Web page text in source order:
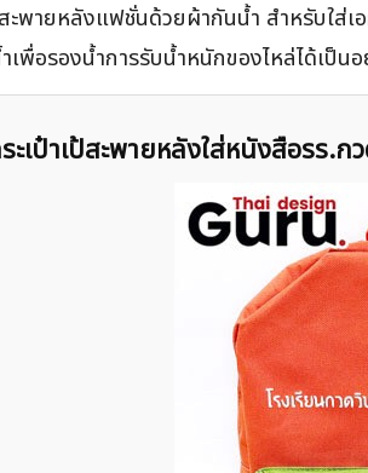
สะพายหลังแฟชั่นด้วยผ้ากันน้ำ สำหรับใส่
เพื่อรองน้ำการรับน้ำหนักของไหล่ได้เป็
ะเป๋าเป้สะพายหลังใส่หนังสือรร.